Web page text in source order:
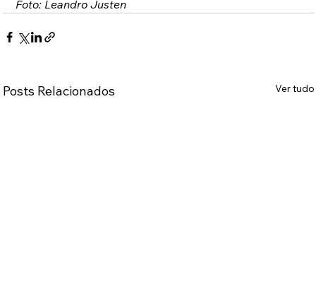
Foto: Leandro Justen
Posts Relacionados Ver tudo